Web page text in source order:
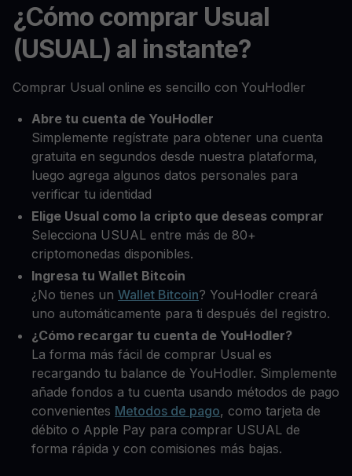
¿Cómo comprar Usual
(USUAL) al instante?
Comprar Usual online es sencillo con YouHodler
Abre tu cuenta de YouHodler
Simplemente regístrate para obtener una cuenta
gratuita en segundos desde nuestra plataforma,
luego agrega algunos datos personales para
verificar tu identidad
Elige Usual como la cripto que deseas comprar
Selecciona USUAL entre más de 80+
criptomonedas disponibles.
Ingresa tu Wallet Bitcoin
¿No tienes un Wallet Bitcoin? YouHodler creará
uno automáticamente para ti después del registro.
¿Cómo recargar tu cuenta de YouHodler?
La forma más fácil de comprar Usual es
recargando tu balance de YouHodler. Simplemente
añade fondos a tu cuenta usando métodos de pago
convenientes Metodos de pago, como tarjeta de
débito o Apple Pay para comprar USUAL de
forma rápida y con comisiones más bajas.